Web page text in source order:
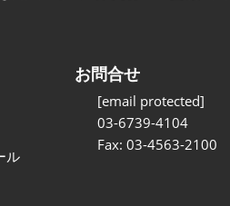
ル
お問合せ
[email protected]
03-6739-4104
Fax: 03-4563-2100